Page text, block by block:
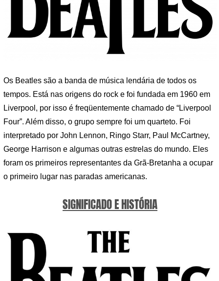
Os Beatles são a banda de música lendária de todos os
tempos. Está nas origens do rock e foi fundada em 1960 em
Liverpool, por isso é freqüentemente chamado de “Liverpool
Four”. Além disso, o grupo sempre foi um quarteto. Foi
interpretado por John Lennon, Ringo Starr, Paul McCartney,
George Harrison e algumas outras estrelas do mundo. Eles
foram os primeiros representantes da Grã-Bretanha a ocupar
o primeiro lugar nas paradas americanas.
SIGNIFICADO E HISTÓRIA